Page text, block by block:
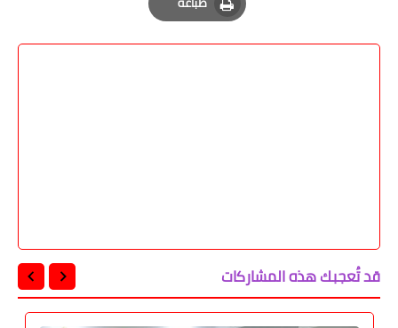
Print
قد تُعجبك هذه المشاركات